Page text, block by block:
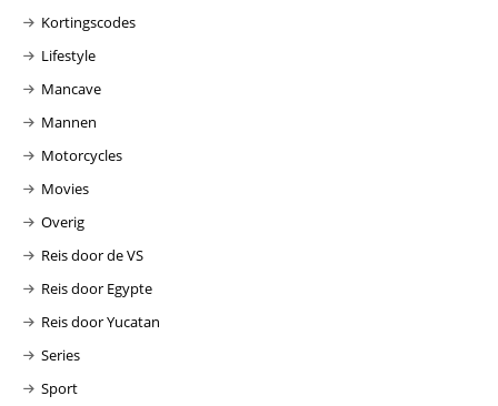
Kortingscodes
Lifestyle
Mancave
Mannen
Motorcycles
Movies
Overig
Reis door de VS
Reis door Egypte
Reis door Yucatan
Series
Sport